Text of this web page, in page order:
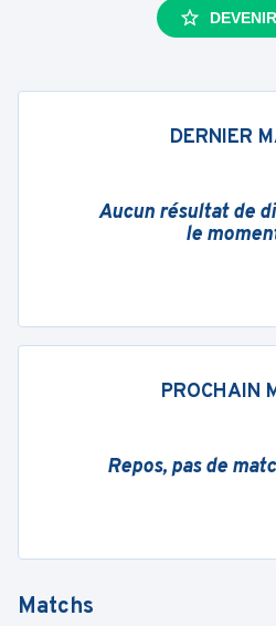
DERNIER
Aucun résultat de
le
PROCHAIN
Repos, pas de
Matchs